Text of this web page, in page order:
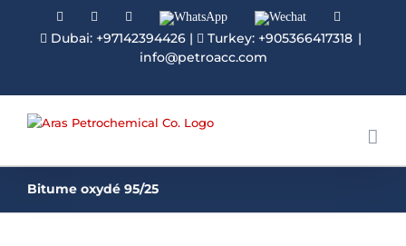
FacebookLinkedinInstagramWhatsApp Wechat
Dubai: +97142394426| Turkey: +905366417318 |
info@petroacc.com
Bitume oxydé 95/25